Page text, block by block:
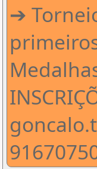
➔